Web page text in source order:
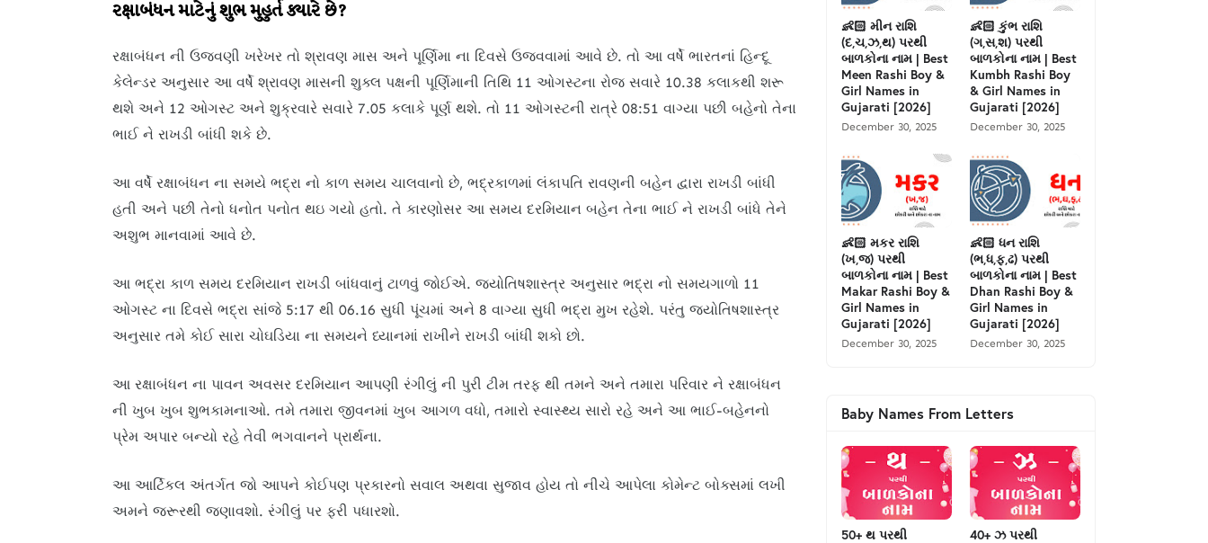
રક્ષાબંધન માટેનું શુભ મુહુર્ત ક્યારે છે?
રક્ષાબંધન ની ઉજવણી ખરેખર તો શ્રાવણ માસ અને પૂર્ણિમા ના દિવસે ઉજવવામાં આવે છે. તો આ વર્ષે ભારતનાં હિન્દૂ
કેલેન્ડર અનુસાર આ વર્ષે શ્રાવણ માસની શુક્લ પક્ષની પૂર્ણિમાની તિથિ 11 ઓગસ્ટના રોજ સવારે 10.38 કલાકથી શરૂ
થશે અને 12 ઓગસ્ટ અને શુક્રવારે સવારે 7.05 કલાકે પૂર્ણ થશે. તો 11 ઓગસ્ટની રાત્રે 08:51 વાગ્યા પછી બહેનો તેના
ભાઈ ને રાખડી બાંધી શકે છે.
આ વર્ષે રક્ષાબંધન ના સમયે ભદ્રા નો કાળ સમય ચાલવાનો છે, ભદ્રકાળમાં લંકાપતિ રાવણની બહેન દ્વારા રાખડી બાંધી
હતી અને પછી તેનો ધનોત પનોત થઇ ગયો હતો. તે કારણોસર આ સમય દરમિયાન બહેન તેના ભાઈ ને રાખડી બાંધે તેને
અશુભ માનવામાં આવે છે.
આ ભદ્રા કાળ સમય દરમિયાન રાખડી બાંધવાનું ટાળવું જોઈએ. જ્યોતિષશાસ્ત્ર અનુસાર ભદ્રા નો સમયગાળો 11
ઓગસ્ટ ના દિવસે ભદ્રા સાંજે 5:17 થી 06.16 સુધી પૂંચમાં અને 8 વાગ્યા સુધી ભદ્રા મુખ રહેશે. પરંતુ જ્યોતિષશાસ્ત્ર
અનુસાર તમે કોઈ સારા ચોઘડિયા ના સમયને ધ્યાનમાં રાખીને રાખડી બાંધી શકો છો.
આ રક્ષાબંધન ના પાવન અવસર દરમિયાન આપણી રંગીલું ની પુરી ટીમ તરફ થી તમને અને તમારા પરિવાર ને રક્ષાબંધન
ની ખુબ ખુબ શુભકામનાઓ. તમે તમારા જીવનમાં ખુબ આગળ વધો, તમારો સ્વાસ્થ્ય સારો રહે અને આ ભાઈ-બહેનનો
પ્રેમ અપાર બન્યો રહે તેવી ભગવાનને પ્રાર્થના.
આ આર્ટિકલ અંતર્ગત જો આપને કોઈપણ પ્રકારનો સવાલ અથવા સુજાવ હોય તો નીચે આપેલા કોમેન્ટ બોક્સમાં લખી
અમને જરૂરથી જણાવશો. રંગીલું પર ફરી પધારશો.
👶🏻 મીન રાશિ
(દ,ચ,ઝ,થ) પરથી
બાળકોના નામ | Best
Meen Rashi Boy &
Girl Names in
Gujarati [2026]
December 30, 2025
👶🏻 કુંભ રાશિ
(ગ,સ,શ) પરથી
બાળકોના નામ | Best
Kumbh Rashi Boy
& Girl Names in
Gujarati [2026]
December 30, 2025
👶🏻 મકર રાશિ
(ખ,જ) પરથી
બાળકોના નામ | Best
Makar Rashi Boy &
Girl Names in
Gujarati [2026]
December 30, 2025
👶🏻 ધન રાશિ
(ભ,ધ,ફ,ઢ) પરથી
બાળકોના નામ | Best
Dhan Rashi Boy &
Girl Names in
Gujarati [2026]
December 30, 2025
Baby Names From Letters
50+ થ પરથી
40+ ઝ પરથી